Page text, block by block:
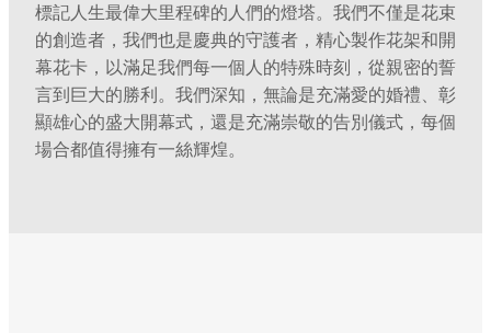
標記人生最偉大里程碑的人們的燈塔。我們不僅是花束
的創造者，我們也是慶典的守護者，精心製作花架和開
幕花卡，以滿足我們每一個人的特殊時刻，從親密的誓
言到巨大的勝利。我們深知，無論是充滿愛的婚禮、彰
顯雄心的盛大開幕式，還是充滿崇敬的告別儀式，每個
場合都值得擁有一絲輝煌。